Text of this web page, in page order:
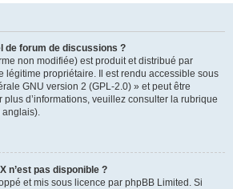
de forum de discussions ?
non modifiée) est produit et distribué par
légitime propriétaire. Il est rendu accessible sous
GNU version 2 (GPL-2.0) » et peut être
d’informations, veuillez consulter la rubrique
anglais).
n’est pas disponible ?
et mis sous licence par phpBB Limited. Si